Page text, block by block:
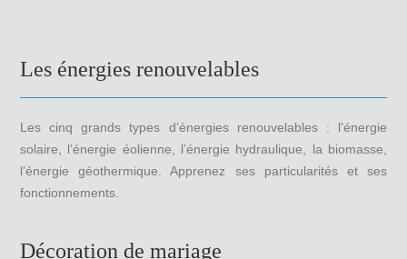
Les énergies renouvelables
Les cinq grands types d’énergies renouvelables : l’énergie
solaire, l’énergie éolienne, l’énergie hydraulique, la biomasse,
l’énergie géothermique. Apprenez ses particularités et ses
fonctionnements.
Décoration de mariage